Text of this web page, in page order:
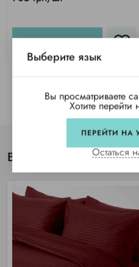
Вы просматривали
Выберите язык
Вы просматриваете
Хотите
ПЕРЕЙТИ НА
Остаться